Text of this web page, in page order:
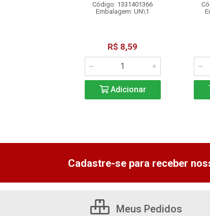
Código: 1331401366
Embalagem: UN\1
R$ 8,59
Adicionar
Cadastre-se para receber
Meus Pedidos